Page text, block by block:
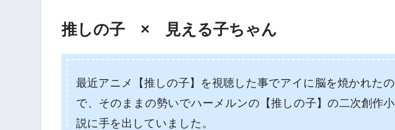
推しの子 × 見える子ちゃん
最近アニメ【推しの子】を視聴した事でアイに脳を焼かれたの
で、そのままの勢いでハーメルンの【推しの子】の二次創作小
説に手を出していました。